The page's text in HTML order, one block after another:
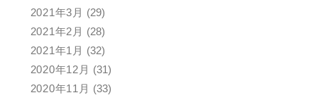
2021年3月 (29)
2021年2月 (28)
2021年1月 (32)
2020年12月 (31)
2020年11月 (33)